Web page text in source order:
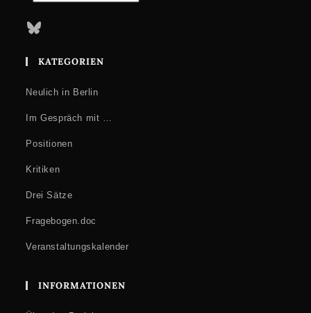
Bluesky
KATEGORIEN
Neulich in Berlin
Im Gespräch mit …
Positionen
Kritiken
Drei Sätze
Fragebogen.doc
Veranstaltungskalender
INFORMATIONEN